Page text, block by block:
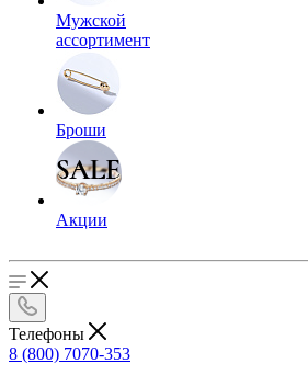
Мужской
ассортимент
Броши
Акции
Телефоны
8 (800) 7070-353